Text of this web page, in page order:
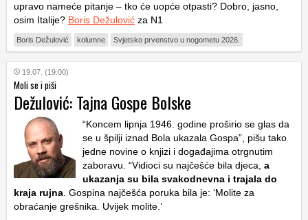
upravo nameće pitanje – tko će uopće otpasti? Dobro, jasno,
osim Italije? Boris Dežulović za N1
Boris Dežulović kolumne Svjetsko prvenstvo u nogometu 2026.
19.07. (19:00)
Moli se i piši
Dežulović: Tajna Gospe Bolske
“Koncem lipnja 1946. godine proširio se glas da
se u špilji iznad Bola ukazala Gospa”, pišu tako
jedne novine o knjizi i događajima otrgnutim
zaboravu. “Vidioci su najčešće bila djeca, a
ukazanja su bila svakodnevna i trajala do
kraja rujna . Gospina najčešća poruka bila je: ‘Molite za
obraćanje grešnika. Uvijek molite.’